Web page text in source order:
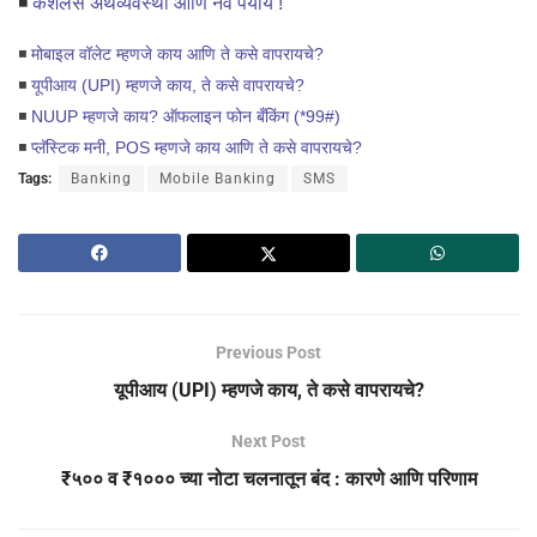
◾ मोबाइल वॉलेट म्हणजे काय आणि ते कसे वापरायचे?
◾ यूपीआय (UPI) म्हणजे काय, ते कसे वापरायचे?
◾ NUUP म्हणजे काय? ऑफलाइन फोन बँकिंग (*99#)
◾ प्लॅस्टिक मनी, POS म्हणजे काय आणि ते कसे वापरायचे?
Tags: Banking Mobile Banking SMS
Previous Post
यूपीआय (UPI) म्हणजे काय, ते कसे वापरायचे?
Next Post
₹५०० व ₹१००० च्या नोटा चलनातून बंद : कारणे आणि परिणाम